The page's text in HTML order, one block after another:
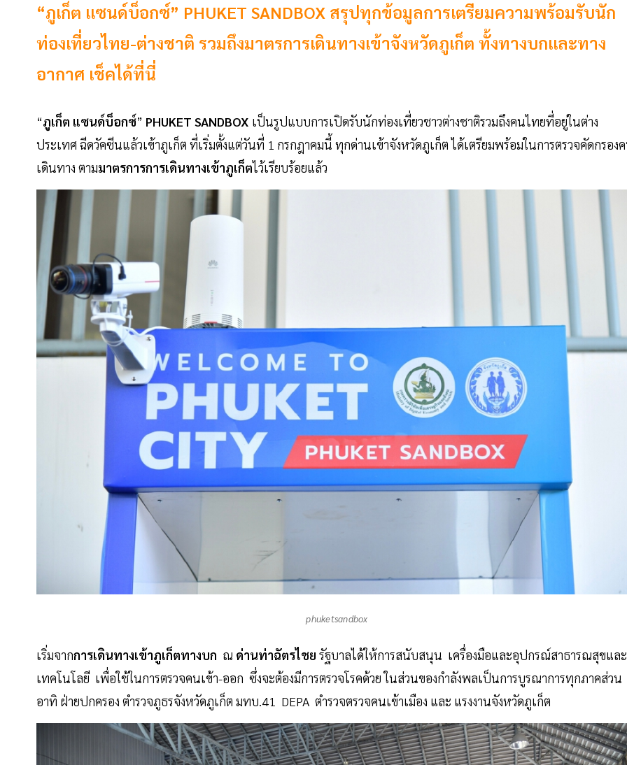
“ภูเก็ต แซนด์บ็อกซ์” PHUKET SANDBOX สรุปทุกข้อมูลการเตรียมความพร้อมรับนัก
ท่องเที่ยวไทย-ต่างชาติ รวมถึงมาตรการเดินทางเข้าจังหวัดภูเก็ต ทั้งทางบกและทาง
อากาศ เช็คได้ที่นี่
“ภูเก็ต แซนด์บ็อกซ์” PHUKET SANDBOX เป็นรูปแบบการเปิดรับนักท่องเที่ยวชาวต่างชาติรวมถึงคนไทยที่อยู่ในต่าง
ประเทศ ฉีดวัคซีนแล้วเข้าภูเก็ต ที่เริ่มตั้งแต่วันที่ 1 กรกฎาคมนี้ ทุกด่านเข้าจังหวัดภูเก็ต ได้เตรียมพร้อมในการตรวจคัดกรอง
เดินทาง ตามมาตรการการเดินทางเข้าภูเก็ตไว้เรียบร้อยแล้ว
phuketsandbox
เริ่มจากการเดินทางเข้าภูเก็ตทางบก ณ ด่านท่าฉัตรไชย รัฐบาลได้ให้การสนับสนุน เครื่องมือและอุปกรณ์สาธารณสุขและ
เทคโนโลยี เพื่อใช้ในการตรวจคนเข้า-ออก ซึ่งจะต้องมีการตรวจโรคด้วย ในส่วนของกำลังพลเป็นการบูรณาการทุกภาคส่วน
อาทิ ฝ่ายปกครอง ตำรวจภูธรจังหวัดภูเก็ต มทบ.41 DEPA ตำรวจตรวจคนเข้าเมือง และ แรงงานจังหวัดภูเก็ต